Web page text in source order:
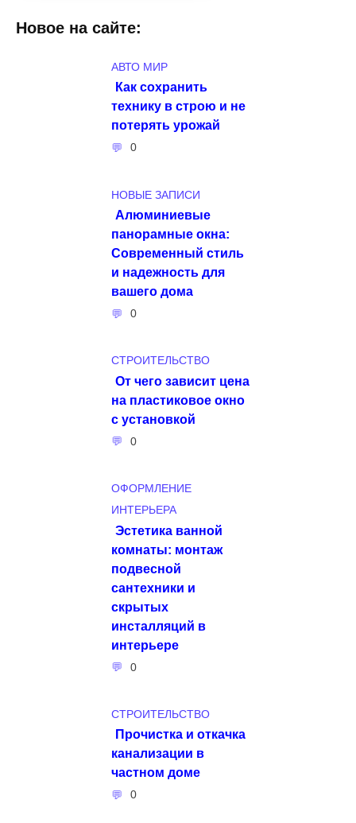
Новое на сайте:
АВТО МИР
Как сохранить
технику в строю и не
потерять урожай
0
НОВЫЕ ЗАПИСИ
Алюминиевые
панорамные окна:
Современный стиль
и надежность для
вашего дома
0
СТРОИТЕЛЬСТВО
От чего зависит цена
на пластиковое окно
с установкой
0
ОФОРМЛЕНИЕ
ИНТЕРЬЕРА
Эстетика ванной
комнаты: монтаж
подвесной
сантехники и
скрытых
инсталляций в
интерьере
0
СТРОИТЕЛЬСТВО
Прочистка и откачка
канализации в
частном доме
0